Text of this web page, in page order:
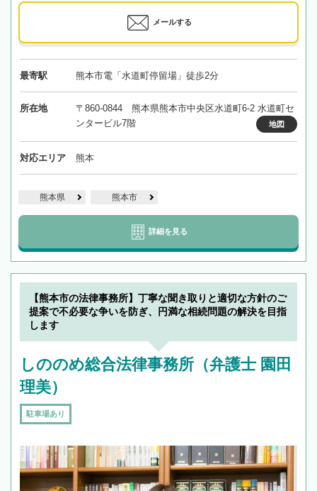
メールする
最寄駅 熊本市電「水道町停留場」徒歩2分
所在地
〒860-0844 熊本県熊本市中央区水道町6-2 水道町セ
ンタービル7階
地図
対応エリア 熊本
熊本県 熊本市
詳細を見る
【熊本市の法律事務所】丁寧な聞き取りと適切な方針のご
提案で不必要な争いを防ぎ、円満な相続問題の解決を目指
します
しののめ総合法律事務所（弁護士 園田
理美）
駐車場あり